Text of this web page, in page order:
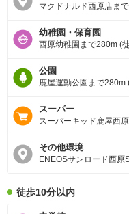
マクドナルド西原店ま
幼稚園・保育園
西原幼稚園まで280m (
公園
鹿屋運動公園まで280m
スーパー
スーパーキッド鹿屋西
その他環境
ENEOSサンロード西
徒歩10分以内